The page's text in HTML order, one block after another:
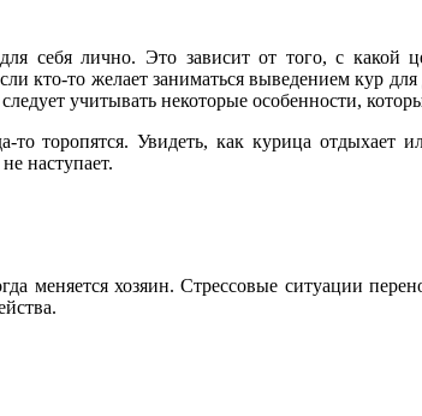
себя лично. Это зависит от того, с какой
кто-то желает заниматься выведением кур
учитывать некоторые особенности,
торопятся. Увидеть, как курица отдыхает
наступает.
меняется хозяин. Стрессовые ситуации